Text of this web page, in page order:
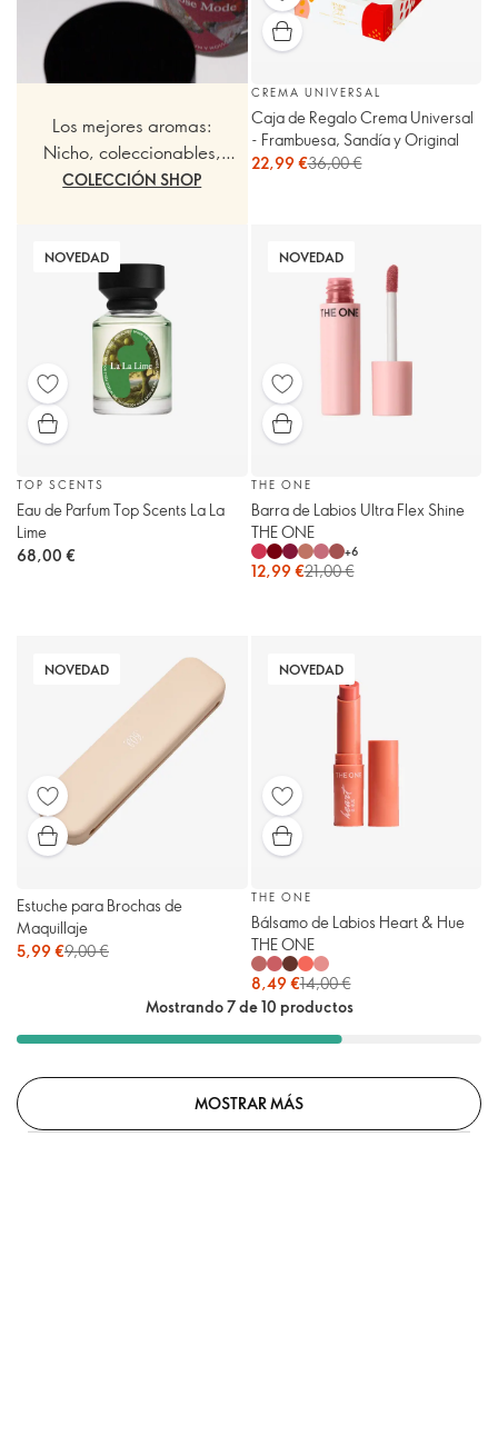
Los mejores aromas:
Nicho, coleccionables,
fragancias finas
COLECCIÓN SHOP
CREMA UNIVERSAL
Caja de Regalo Crema Universal
- Frambuesa, Sandía y Original
22,99 €36,00 €
NOVEDAD
TOP SCENTS
Eau de Parfum Top Scents La La
Lime
68,00 €
NOVEDAD
THE ONE
Barra de Labios Ultra Flex Shine
THE ONE
+6
12,99 €21,00 €
NOVEDAD
Estuche para Brochas de
Maquillaje
5,99 €9,00 €
NOVEDAD
THE ONE
Bálsamo de Labios Heart & Hue
THE ONE
8,49 €14,00 €
Mostrando 7 de 10 productos
MOSTRAR MÁS